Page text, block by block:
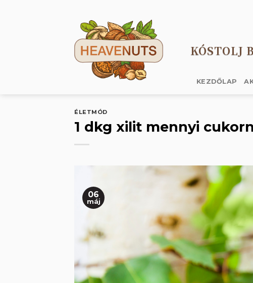
KÓSTOLJ
KEZDŐLAP
ÉLETMÓD
1 dkg xilit mennyi
06
máj